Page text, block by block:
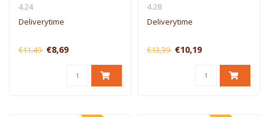
4.24
Deliverytime
€11,49 €8,69
4.28
Deliverytime
€13,39 €10,19